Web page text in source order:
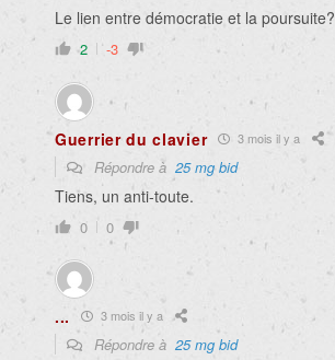
Le lien entre démocratie et la poursuite?
2 -3
Guerrier du clavier 3 mois il y a
Répondre à 25 mg bid
Tiens, un anti-toute.
0 0
... 3 mois il y a
Répondre à 25 mg bid